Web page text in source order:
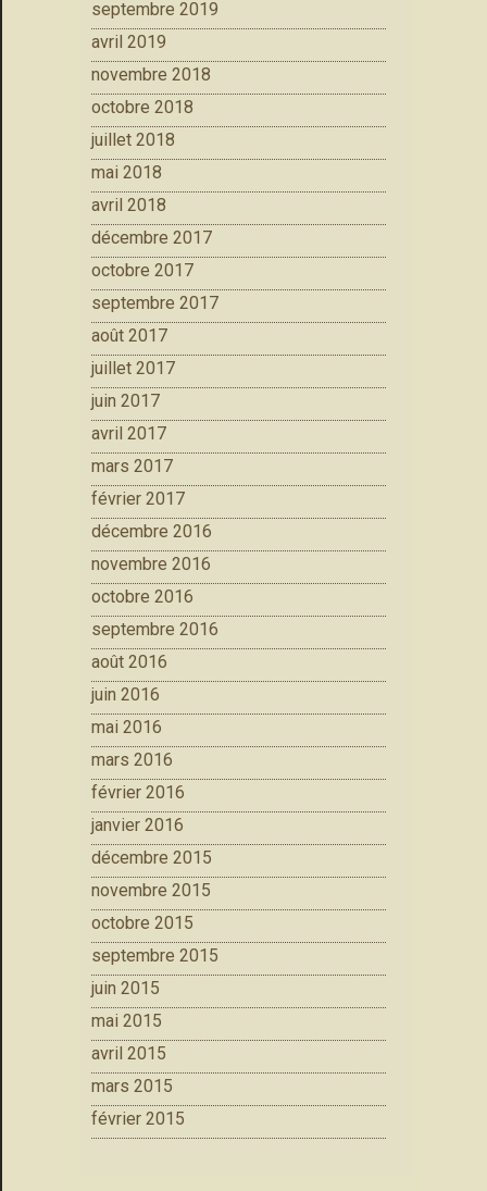
septembre 2019
avril 2019
novembre 2018
octobre 2018
juillet 2018
mai 2018
avril 2018
décembre 2017
octobre 2017
septembre 2017
août 2017
juillet 2017
juin 2017
avril 2017
mars 2017
février 2017
décembre 2016
novembre 2016
octobre 2016
septembre 2016
août 2016
juin 2016
mai 2016
mars 2016
février 2016
janvier 2016
décembre 2015
novembre 2015
octobre 2015
septembre 2015
juin 2015
mai 2015
avril 2015
mars 2015
février 2015